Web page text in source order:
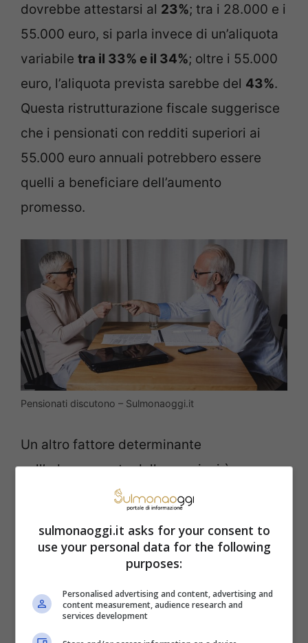
dovrebbe attestarsi al 23%; tra i 28.000 e i
55.000 euro, si parla invece di un’aliquota
variabile tra il 33% e il 34%; oltre i 55.000
euro, l’aliquota prevista sarebbe del 43%.
Questa ristrutturazione fiscale suggerisce
che i pensionati con redditi superiori ai
55.000 euro annuali potrebbero essere
quelli a beneficiare dell’aumento
promesso.
Pensionati discutono – Sulmonaoggi.it
Un altro fattore determinante
nell’adeguamento delle pensioni è
rappresentato daltasso di inflazione
fiscale. La perequazione automatica delle
prestazioni previdenziali assicura che
queste vengano aggiornate in base
all’inflazione registrata, garantendo così
sulmonaoggi.it asks for your consent to
use your personal data for the following
purposes:
Personalised advertising and content, advertising and
content measurement, audience research and
services development